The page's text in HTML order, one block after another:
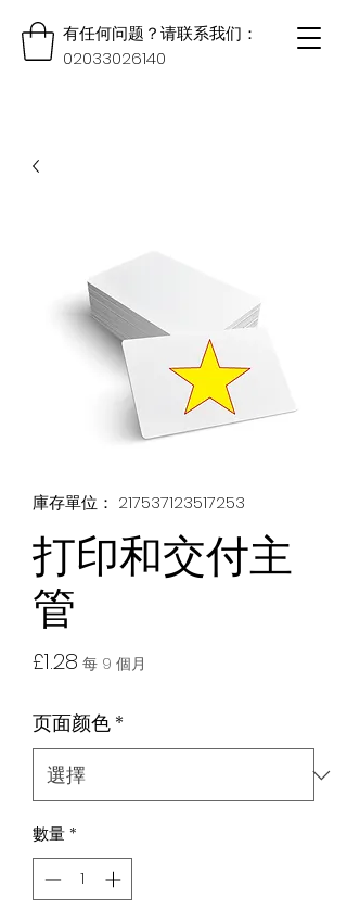
有任何问题？请联系我们：
02033026140
庫存單位： 217537123517253
打印和交付主
管
£1.28價
每 9 個月
页面颜色 *
數量*